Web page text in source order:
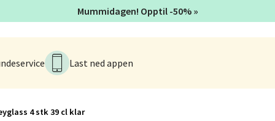
Last ned appen
4 stk 39 cl klar
Mummidagen! Opptil -50% »
og Sandnes - Kvadrat
1, 4313 Sandnes
10-18